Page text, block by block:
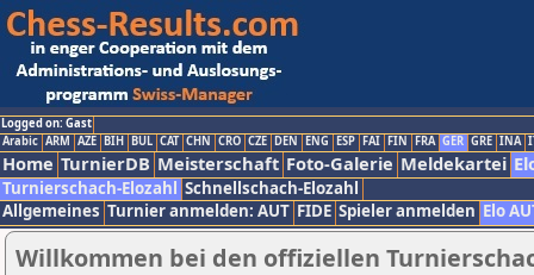
Logged on: Gast
Arabic ARM AZE BIH BUL CAT CHN CRO CZE DEN ENG ESP FAI FIN FRA GER GRE INA
Home TurnierDB Meisterschaft Foto-Galerie Meldekartei
Turnierschach-Elozahl Schnellschach-Elozahl
Allgemeines Turnier anmelden: AUT FIDE Spieler anmelden Elo
Willkommen bei den offiziellen